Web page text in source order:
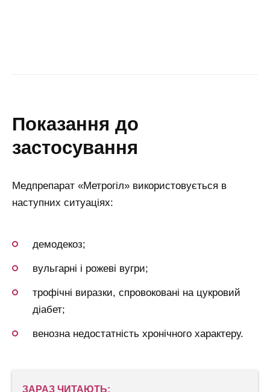
показання до
застосування
Медпрепарат «Метрогіл» використовується в
наступних ситуаціях:
демодекоз;
вульгарні і рожеві вугри;
трофічні виразки, спровоковані на цукровий
діабет;
венозна недостатність хронічного характеру.
ЗАРАЗ ЧИТАЮТЬ: